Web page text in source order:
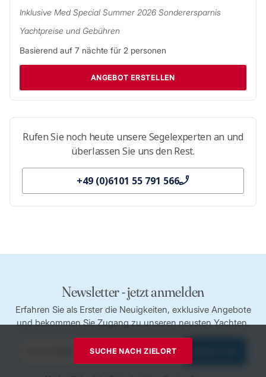
Inklusive Med Special Summer 2026Sonderersparnis
Yachtpreise und Gebühren
Basierend auf 7 nächte für 2personen
ANGEBOT ERSTELLEN
Rufen Sie noch heute unsere Segelexperten an und
überlassen Sie uns den Rest.
+49 (0)6101 55 791 566
Newsletter - jetzt anmelden
Erfahren Sie als Erster die Neuigkeiten, exklusive Angebote
und bekommen Sie Zugang zu unseren neusten Yachten.
SUCHE NACH ZIELORT